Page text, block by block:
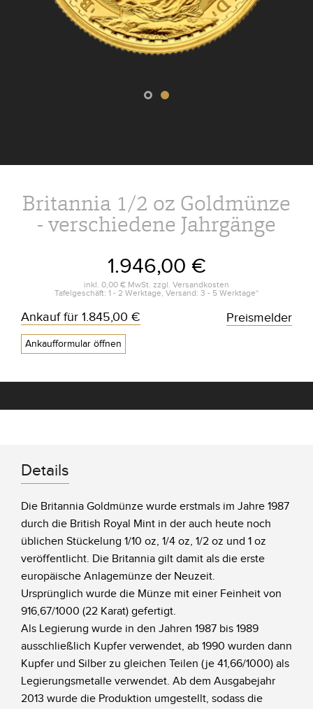
Britannia 1/2 oz Goldmünze
- verschiedene Jahrgänge
1.946,00 €
inkl. 0,00 € MwSt. zzgl. Versandkosten
Tafelgeschäft: 1 - 2 Werktage, Versand: 3 - 5 Werktage*
Ankauf für 1.845,00 €
Ankaufformular öffnen
Preismelder
Details
Die Britannia Goldmünze wurde erstmals im Jahre 1987
durch die British Royal Mint in der auch heute noch
üblichen Stückelung 1/10 oz, 1/4 oz, 1/2 oz und 1 oz
veröffentlicht. Die Britannia gilt damit als die erste
europäische Anlagemünze der Neuzeit.
Ursprünglich wurde die Münze mit einer Feinheit von
916,67/1000 (22 Karat) gefertigt.
Als Legierung wurde in den Jahren 1987 bis 1989
ausschließlich Kupfer verwendet, ab 1990 wurden dann
Kupfer und Silber zu gleichen Teilen (je 41,66/1000) als
Legierungsmetalle verwendet. Ab dem Ausgabejahr
2013 wurde die Produktion umgestellt, sodass die